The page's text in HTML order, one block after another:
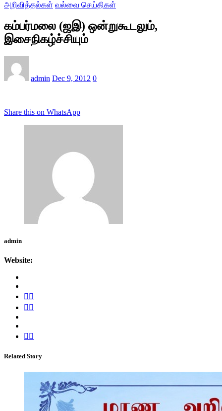
அறிவித்தல்கள் வல்வை செய்திகள்
கம்பர்மலை (ஜஇ) ஒன்றுகூடலும்,
இசைநிகழ்ச்சியும்
admin Dec 9, 2012 0
Share this on WhatsApp
admin
Website:
Related Story